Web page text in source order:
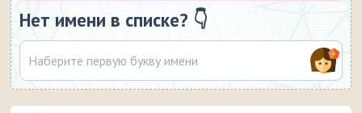
Нет имени в списке? 👇